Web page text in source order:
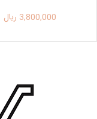
3,800,000 ریال